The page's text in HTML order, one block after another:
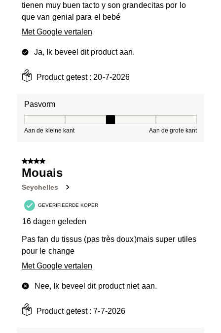
tienen muy buen tacto y son grandecitas por lo
que van genial para el bebé
Met Google vertalen
Ja, Ik beveel dit product aan.
Product getest :20-7-2026
Pasvorm
Aan de kleine kant Aan de grote kant
4 van 5 sterren.
Mouais
Seychelles
GEVERIFIEERDE KOPER
16 dagen geleden
Pas fan du tissus (pas très doux)mais super utiles
pour le change
Met Google vertalen
Nee, Ik beveel dit product niet aan.
Product getest : 7-7-2026